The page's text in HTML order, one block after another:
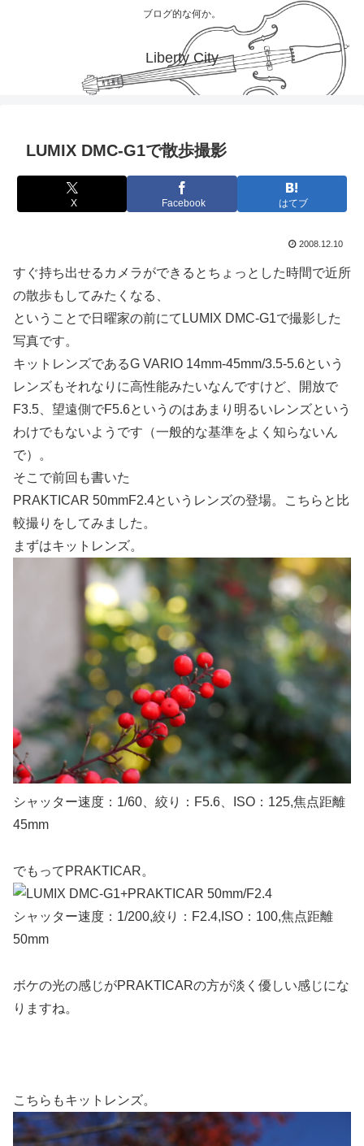
ブログ的な何か。
Liberty City
LUMIX DMC-G1で散歩撮影
X Facebook はてブ
2008.12.10
すぐ持ち出せるカメラができるとちょっとした時間で近所
の散歩もしてみたくなる、
ということで日曜家の前にてLUMIX DMC-G1で撮影した
写真です。
キットレンズであるG VARIO 14mm-45mm/3.5-5.6という
レンズもそれなりに高性能みたいなんですけど、開放で
F3.5、望遠側でF5.6というのはあまり明るいレンズという
わけでもないようです（一般的な基準をよく知らないん
で）。
そこで前回も書いた
PRAKTICAR 50mmF2.4というレンズの登場。こちらと比
較撮りをしてみました。
まずはキットレンズ。
シャッター速度：1/60、絞り：F5.6、ISO：125,焦点距離
45mm
でもってPRAKTICAR。
シャッター速度：1/200,絞り：F2.4,ISO：100,焦点距離
50mm
ボケの光の感じがPRAKTICARの方が淡く優しい感じにな
りますね。
こちらもキットレンズ。